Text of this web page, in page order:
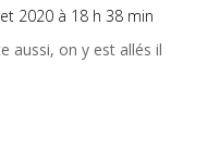
2020 à 18 h 38 min
aussi, on y est allés il